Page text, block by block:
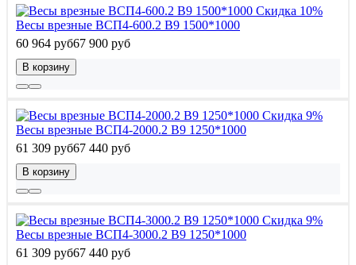
Скидка 10%
Весы врезные ВСП4-600.2 В9 1500*1000
60 964 руб67 900 руб
В корзину
Скидка 9%
Весы врезные ВСП4-2000.2 В9 1250*1000
61 309 руб67 440 руб
В корзину
Скидка 9%
Весы врезные ВСП4-3000.2 В9 1250*1000
61 309 руб67 440 руб